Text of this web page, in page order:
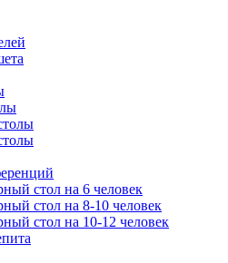
стол на 6 человек
стол на 8-10 человек
стол на 10-12 человек